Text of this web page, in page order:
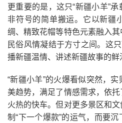
更重要的是，这只“新疆小羊”
非符号的简单搬运。它以新疆
绸、精致花帽等特色元素融入
民俗风情凝结于方寸之间。这
播新疆温情、讲述新疆故事的鲜
“新疆小羊”的火爆看似突然，
美趋势，满足了情感需求，依
火热的快车。但对更多景区和
制“下一个爆款”的运气，而要